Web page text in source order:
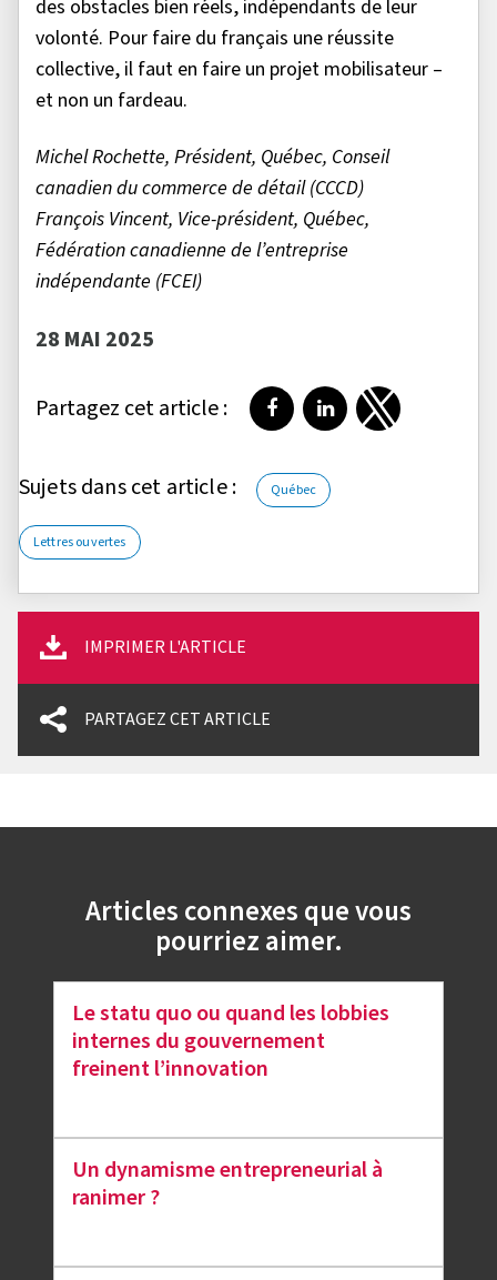
des obstacles bien réels, indépendants de leur
volonté. Pour faire du français une réussite
collective, il faut en faire un projet mobilisateur –
et non un fardeau.
Michel Rochette, Président, Québec, Conseil
canadien du commerce de détail (CCCD)
François Vincent, Vice-président, Québec,
Fédération canadienne de l’entreprise
indépendante (FCEI)
28 MAI 2025
Partagez cet article : Partager sur Facebook
Partager surPartager sur
Sujets dans cet article : Québec
Lettres ouvertes
IMPRIMER L'ARTICLE
PARTAGEZ CET ARTICLE
Articles connexes que vous
pourriez aimer.
Le statu quo ou quand les lobbies
internes du gouvernement
freinent l’innovation
Un dynamisme entrepreneurial à
ranimer ?